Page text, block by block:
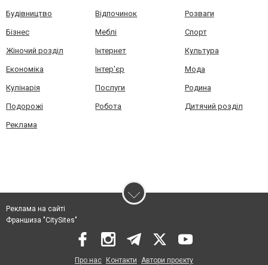
Будівництво Відпочинок Розваги
Бізнес Меблі Спорт
Жіночий розділ Інтернет Культура
Економіка Інтер'єр Мода
Кулінарія Послуги Родина
Подорожі Робота Дитячий розділ
Реклама
Реклама на сайті
Франшиза "CitySites"
Про нас Контакти Автори проєкту